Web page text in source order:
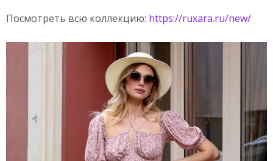
Посмотреть всю коллекцию: https://ruxara.ru/new/